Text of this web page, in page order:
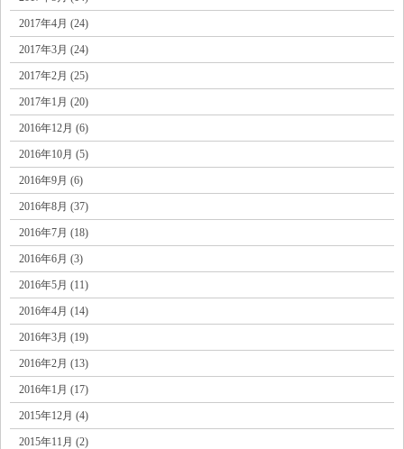
2017年4月 (24)
2017年3月 (24)
2017年2月 (25)
2017年1月 (20)
2016年12月 (6)
2016年10月 (5)
2016年9月 (6)
2016年8月 (37)
2016年7月 (18)
2016年6月 (3)
2016年5月 (11)
2016年4月 (14)
2016年3月 (19)
2016年2月 (13)
2016年1月 (17)
2015年12月 (4)
2015年11月 (2)